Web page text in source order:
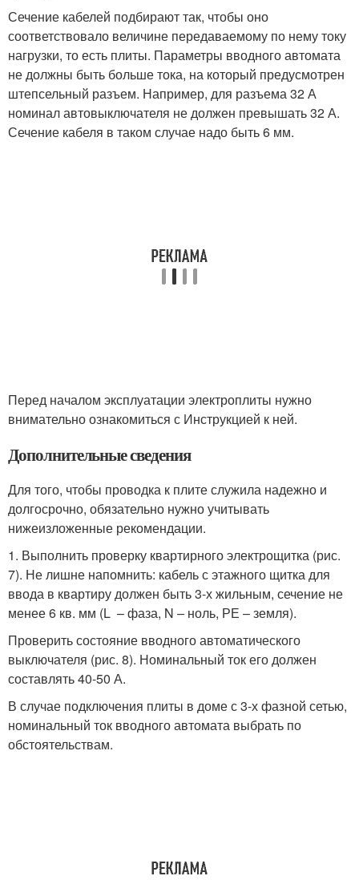
Сечение кабелей подбирают так, чтобы оно
соответствовало величине передаваемому по нему току
нагрузки, то есть плиты. Параметры вводного автомата
не должны быть больше тока, на который предусмотрен
штепсельный разъем. Например, для разъема 32 А
номинал автовыключателя не должен превышать 32 А.
Сечение кабеля в таком случае надо быть 6 мм.
Перед началом эксплуатации электроплиты нужно
внимательно ознакомиться с Инструкцией к ней.
Дополнительные сведения
Для того, чтобы проводка к плите служила надежно и
долгосрочно, обязательно нужно учитывать
нижеизложенные рекомендации.
1. Выполнить проверку квартирного электрощитка (рис.
7). Не лишне напомнить: кабель с этажного щитка для
ввода в квартиру должен быть 3-х жильным, сечение не
менее 6 кв. мм (L – фаза, N – ноль, РЕ – земля).
Проверить состояние вводного автоматического
выключателя (рис. 8). Номинальный ток его должен
составлять 40-50 А.
В случае подключения плиты в доме с 3-х фазной сетью,
номинальный ток вводного автомата выбрать по
обстоятельствам.